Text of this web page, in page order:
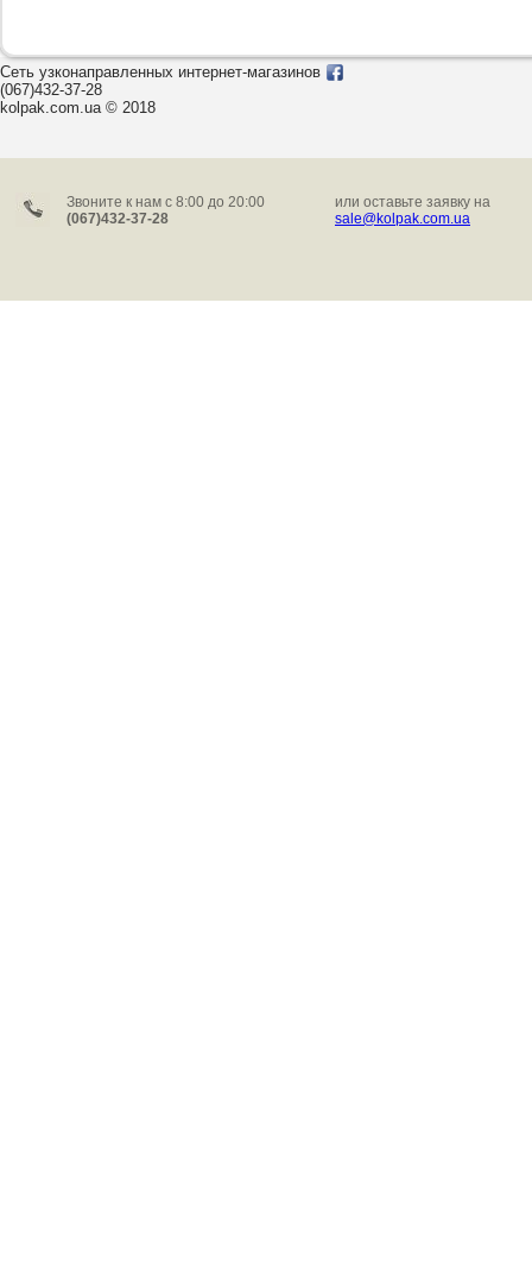
Сеть узконаправленных интернет-магазинов
(067)432-37-28
kolpak.com.ua © 2018
Звоните к нам c 8:00 до 20:00
(067)432-37-28
или оставьте заявку на
sale@kolpak.com.ua